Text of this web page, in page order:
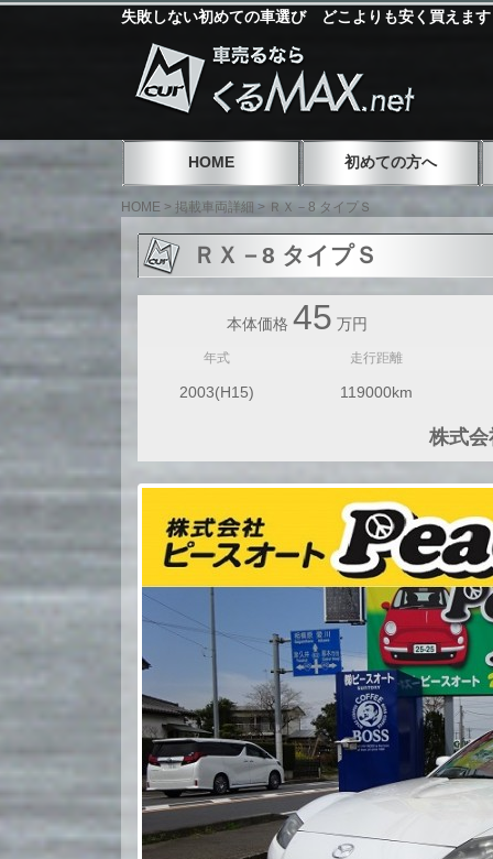
失敗しない初めての車選び どこよりも安く買えま
HOME 初めての方へ
HOME > 掲載車両詳細 > ＲＸ－8 タイプＳ
ＲＸ－8 タイプＳ
本体価格 45 万円
年式 走行距離
2003(H15) 119000km
株式